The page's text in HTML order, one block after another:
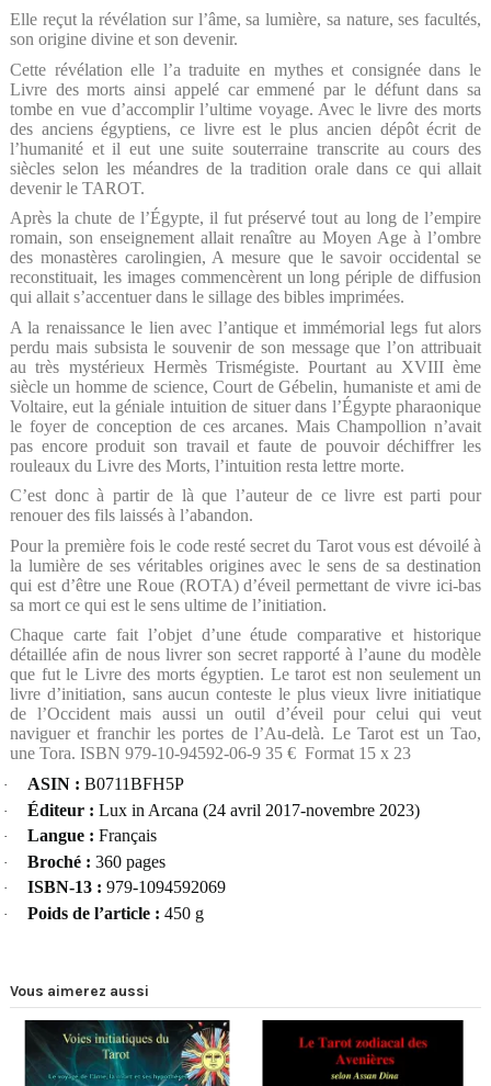
Elle reçut la révélation sur l’âme, sa lumière, sa nature, ses facultés,
son origine divine et son devenir.
Cette révélation elle l’a traduite en mythes et consignée dans le
Livre des morts ainsi appelé car emmené par le défunt dans sa
tombe en vue d’accomplir l’ultime voyage. Avec le livre des morts
des anciens égyptiens, ce livre est le plus ancien dépôt écrit de
l’humanité et il eut une suite souterraine transcrite au cours des
siècles selon les méandres de la tradition orale dans ce qui allait
devenir le TAROT.
Après la chute de l’Égypte, il fut préservé tout au long de l’empire
romain, son enseignement allait renaître au Moyen Age à l’ombre
des monastères carolingien, A mesure que le savoir occidental se
reconstituait, les images commencèrent un long périple de diffusion
qui allait s’accentuer dans le sillage des bibles imprimées.
A la renaissance le lien avec l’antique et immémorial legs fut alors
perdu mais subsista le souvenir de son message que l’on attribuait
au très mystérieux Hermès Trismégiste. Pourtant au XVIII ème
siècle un homme de science, Court de Gébelin, humaniste et ami de
Voltaire, eut la géniale intuition de situer dans l’Égypte pharaonique
le foyer de conception de ces arcanes. Mais Champollion n’avait
pas encore produit son travail et faute de pouvoir déchiffrer les
rouleaux du Livre des Morts, l’intuition resta lettre morte.
C’est donc à partir de là que l’auteur de ce livre est parti pour
renouer des fils laissés à l’abandon.
Pour la première fois le code resté secret du Tarot vous est dévoilé à
la lumière de ses véritables origines avec le sens de sa destination
qui est d’être une Roue (ROTA) d’éveil permettant de vivre ici-bas
sa mort ce qui est le sens ultime de l’initiation.
Chaque carte fait l’objet d’une étude comparative et historique
détaillée afin de nous livrer son secret rapporté à l’aune du modèle
que fut le Livre des morts égyptien. Le tarot est non seulement un
livre d’initiation, sans aucun conteste le plus vieux livre initiatique
de l’Occident mais aussi un outil d’éveil pour celui qui veut
naviguer et franchir les portes de l’Au-delà. Le Tarot est un Tao,
une Tora. ISBN 979-10-94592-06-9 35 € Format 15 x 23
· ASIN : B0711BFH5P
· Éditeur : Lux in Arcana (24 avril 2017-novembre 2023)
· Langue : Français
· Broché : 360 pages
· ISBN-13 : 979-1094592069
· Poids de l’article : 450 g
Vous aimerez aussi